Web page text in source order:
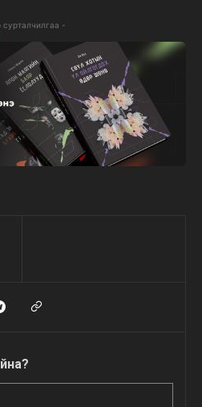
сурталчилгаа -